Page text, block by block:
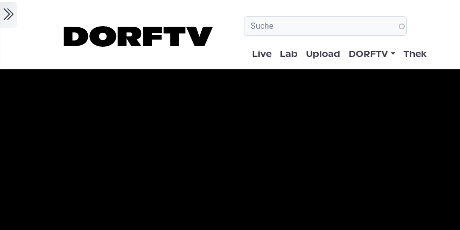
Hauptnavigation
Live Lab Upload DORFTV Thek